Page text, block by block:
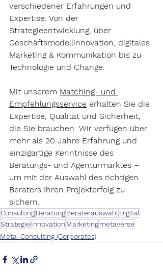
verschiedener Erfahrungen und
Expertise: Von der
Strategieentwicklung, über
Geschäftsmodellinnovation, digitales
Marketing & Kommunikation bis zu
Technologie und Change.
Mit unserem Matching- und
Empfehlungsservice erhalten Sie die
Expertise, Qualität und Sicherheit,
die Sie brauchen. Wir verfügen über
mehr als 20 Jahre Erfahrung und
einzigartige Kenntnisse des
Beratungs- und Agenturmarktes –
um mit der Auswahl des richtigen
Beraters Ihren Projekterfolg zu
sichern.
ConsultingBeratungBeraterauswahl Digital
Strategie InnovationMarketingmetaverse
Meta-Consulting (Corporates)